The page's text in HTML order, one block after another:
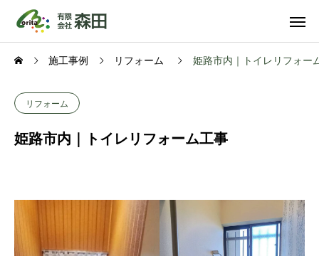
施工事例 リフォーム 姫路市内｜トイレリフォー
リフォーム
姫路市内｜トイレリフォーム工事